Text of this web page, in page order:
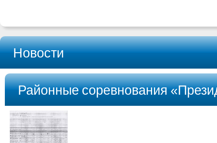
Новости
Районные соревнования